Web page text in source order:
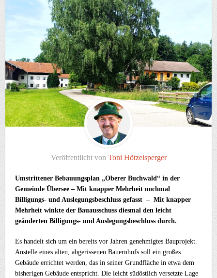
Veröffentlicht von Toni Hötzelsperger
Umstrittener Bebauungsplan „Oberer Buchwald“ in der
Gemeinde Übersee – Mit knapper Mehrheit nochmal
Billigungs- und Auslegungsbeschluss gefasst – Mit knapper
Mehrheit winkte der Bauausschuss diesmal den leicht
geänderten Billigungs- und Auslegungsbeschluss durch.
Es handelt sich um ein bereits vor Jahren genehmigtes Bauprojekt.
Anstelle eines alten, abgerissenen Bauernhofs soll ein großes
Gebäude errichtet werden, das in seiner Grundfläche in etwa dem
bisherigen Gebäude entspricht. Die leicht südöstlich versetzte Lage